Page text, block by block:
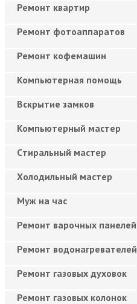
Ремонт квартир
Ремонт фотоаппаратов
Ремонт кофемашин
Компьютерная помощь
Вскрытие замков
Компьютерный мастер
Cтиральный мастер
Холодильный мастер
Муж на час
Ремонт варочных панелей
Ремонт водонагревателей
Ремонт газовых духовок
Ремонт газовых колонок